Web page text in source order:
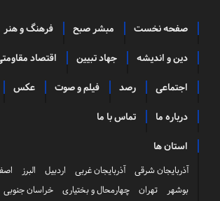
صفحه نخست مبشر صبح فرهنگ و هنر
دین و اندیشه جهاد تبیین اقتصاد
اجتماعی رصد فیلم و صوت عکس
درباره ما تماس با ما
استان ها
آذربایجان شرقی آذربایجان غربی اردبیل البرز
بوشهر
تهران چهارمحال و بختیاری خراسان جنوبی